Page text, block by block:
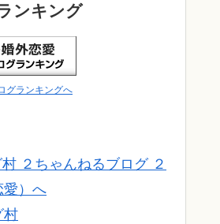
ンキング
グランキングへ
村